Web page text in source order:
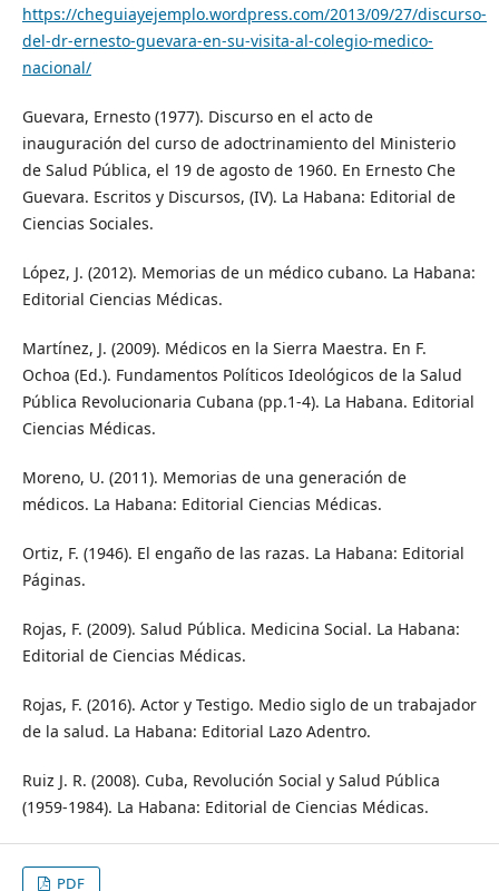
https://cheguiayejemplo.wordpress.com/2013/09/27/discurso-
del-dr-ernesto-guevara-en-su-visita-al-colegio-medico-
nacional/
Guevara, Ernesto (1977). Discurso en el acto de
inauguración del curso de adoctrinamiento del Ministerio
de Salud Pública, el 19 de agosto de 1960. En Ernesto Che
Guevara. Escritos y Discursos, (IV). La Habana: Editorial de
Ciencias Sociales.
López, J. (2012). Memorias de un médico cubano. La Habana:
Editorial Ciencias Médicas.
Martínez, J. (2009). Médicos en la Sierra Maestra. En F.
Ochoa (Ed.). Fundamentos Políticos Ideológicos de la Salud
Pública Revolucionaria Cubana (pp.1-4). La Habana. Editorial
Ciencias Médicas.
Moreno, U. (2011). Memorias de una generación de
médicos. La Habana: Editorial Ciencias Médicas.
Ortiz, F. (1946). El engaño de las razas. La Habana: Editorial
Páginas.
Rojas, F. (2009). Salud Pública. Medicina Social. La Habana:
Editorial de Ciencias Médicas.
Rojas, F. (2016). Actor y Testigo. Medio siglo de un trabajador
de la salud. La Habana: Editorial Lazo Adentro.
Ruiz J. R. (2008). Cuba, Revolución Social y Salud Pública
(1959-1984). La Habana: Editorial de Ciencias Médicas.
PDF